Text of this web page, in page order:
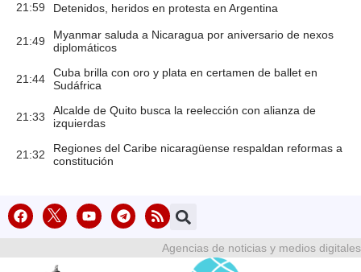
21:59 Detenidos, heridos en protesta en Argentina
21:49
Myanmar saluda a Nicaragua por aniversario de nexos
diplomáticos
21:44
Cuba brilla con oro y plata en certamen de ballet en
Sudáfrica
21:33
Alcalde de Quito busca la reelección con alianza de
izquierdas
21:32
Regiones del Caribe nicaragüense respaldan reformas a
constitución
Agencias de noticias y medios digitales